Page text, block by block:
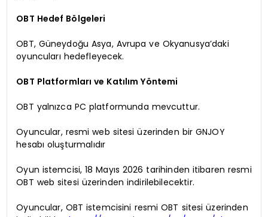
OBT Hedef Bölgeleri
OBT, Güneydoğu Asya, Avrupa ve Okyanusya’daki
oyuncuları hedefleyecek.
OBT Platformları ve Katılım Yöntemi
OBT yalnızca PC platformunda mevcuttur.
Oyuncular, resmi web sitesi üzerinden bir GNJOY
hesabı oluşturmalıdır
Oyun istemcisi, 18 Mayıs 2026 tarihinden itibaren resmi
OBT web sitesi üzerinden indirilebilecektir.
Oyuncular, OBT istemcisini resmi OBT sitesi üzerinden